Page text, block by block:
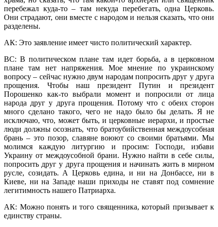
перебежал куда-то – там некуда перебегать, одна Церковь.
Они страдают, они вместе с народом и нельзя сказать, что они
разделены.
АК: Это заявление имеет чисто политический характер.
ВС: В политическом плане там идет борьба, а в церковном
плане там нет напряжения. Мое мнение по украинскому
вопросу – сейчас нужно двум народам попросить друг у друга
прощения. Чтобы наш президент Путин и президент
Порошенко как-то выбрали момент и попросили от лица
народа друг у друга прощения. Потому что с обеих сторон
много сделано такого, чего не надо было бы делать. Я не
исключаю, что, может быть, и церковные иерархи, и простые
люди должны осознать, что братоубийственная междоусобная
брань – это позор, славяне воюют со своими братьями. Мы
молимся каждую литургию и просим: Господи, избави
Украину от междоусобной брани. Нужно найти в себе силы,
попросить друг у друга прощения и начинать жить в мирном
русле, созидать. А Церковь едина, и ни на Донбассе, ни в
Киеве, ни на Западе наши приходы не ставят под сомнение
легитимность нашего Патриарха.
АК: Можно понять и того священника, который призывает к
единству страны.